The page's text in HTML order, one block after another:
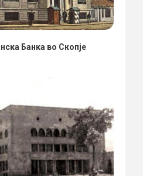
Банка во Скопје